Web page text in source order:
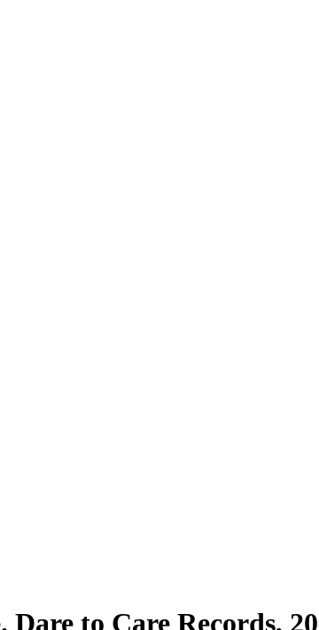
Dare to Care Records,